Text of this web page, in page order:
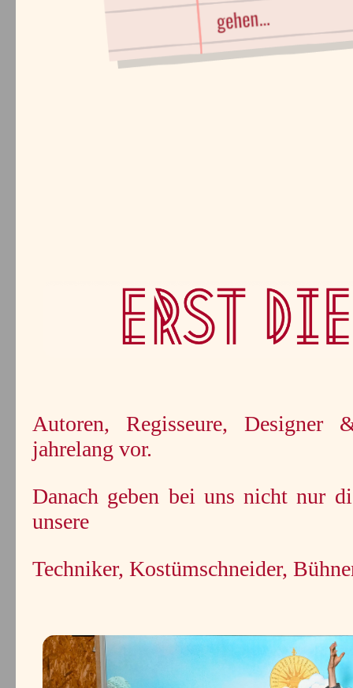
Autoren, Regisseure, Designer
jahrelang vor.
Danach geben bei uns nicht nur
unsere
Techniker, Kostümschneider,